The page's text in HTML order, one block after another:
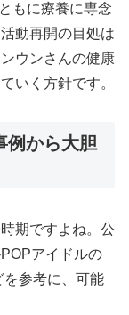
もに療養に専念
動再開の目処は
ウンさんの健康
いく方針です。
例から大胆
期ですよね。公
アイドルの
参考に、可能